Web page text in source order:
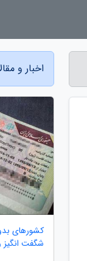
اخبار و
کشورهای
شگفت انگیز